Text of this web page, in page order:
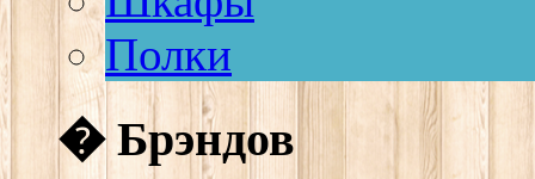
Полки
� Брэндов